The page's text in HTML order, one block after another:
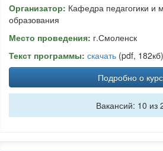
Организатор: Кафедра педагогики и
образования
Место проведения: г.Смоленск
Текст программы: скачать (pdf, 182кб)
Подробно о
Вакансий: 10 из